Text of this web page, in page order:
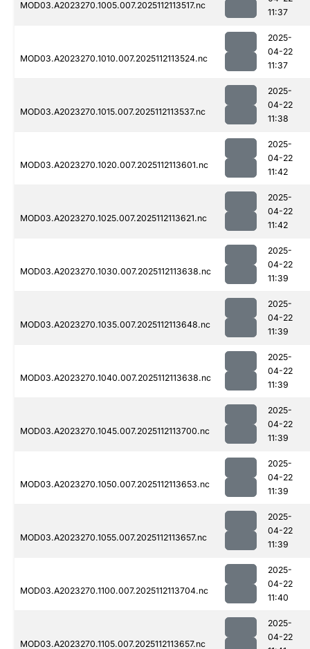
MOD03.A2023270.1005.007.2025112113517.nc
11:37
MOD03.A2023270.1010.007.2025112113524.nc
2025-
04-22
11:37
MOD03.A2023270.1015.007.2025112113537.nc
2025-
04-22
11:38
MOD03.A2023270.1020.007.2025112113601.nc
2025-
04-22
11:42
MOD03.A2023270.1025.007.2025112113621.nc
2025-
04-22
11:42
MOD03.A2023270.1030.007.2025112113638.nc
2025-
04-22
11:39
MOD03.A2023270.1035.007.2025112113648.nc
2025-
04-22
11:39
MOD03.A2023270.1040.007.2025112113638.nc
2025-
04-22
11:39
MOD03.A2023270.1045.007.2025112113700.nc
2025-
04-22
11:39
MOD03.A2023270.1050.007.2025112113653.nc
2025-
04-22
11:39
MOD03.A2023270.1055.007.2025112113657.nc
2025-
04-22
11:39
MOD03.A2023270.1100.007.2025112113704.nc
2025-
04-22
11:40
MOD03.A2023270.1105.007.2025112113657.nc
2025-
04-22